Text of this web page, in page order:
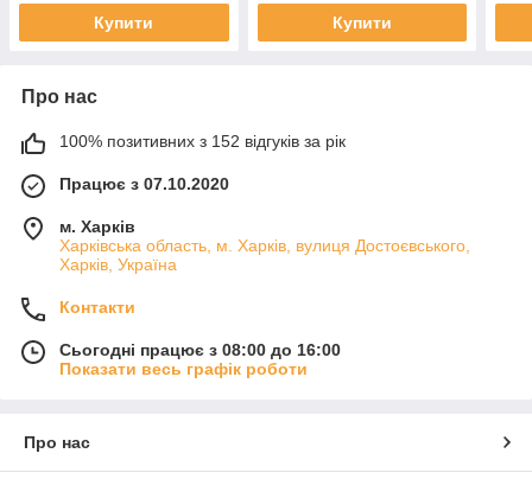
Купити Купити
Про нас
100% позитивних з 152 відгуків за рік
Працює з 07.10.2020
м. Харків
Харківська область, м. Харків, вулиця Достоєвського,
Харків, Україна
Контакти
Сьогодні працює з 08:00 до 16:00
Показати весь графік роботи
Про нас